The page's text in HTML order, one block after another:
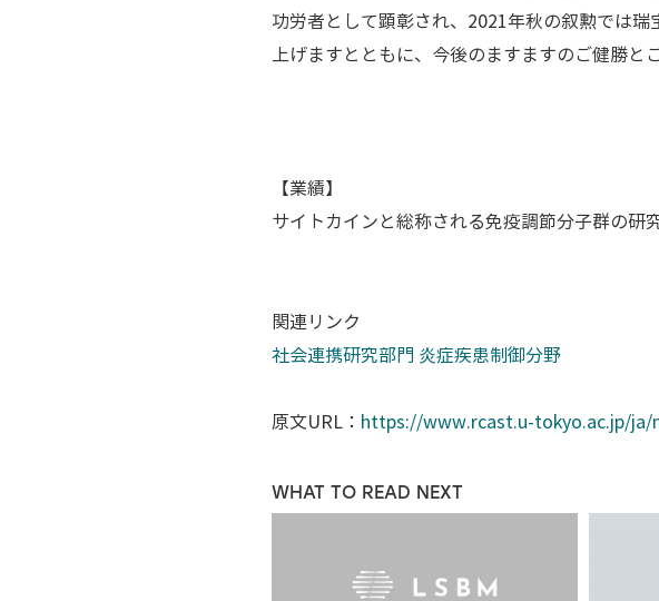
功労者として顕彰され、2021年秋の叙勲では
上げますとともに、今後のますますのご健勝と
【業績】
サイトカインと総称される免疫調節分子群の研
関連リンク
社会連携研究部門 炎症疾患制御分野
原文URL： https://www.rcast.u-tokyo.ac.jp/
WHAT TO READ NEXT